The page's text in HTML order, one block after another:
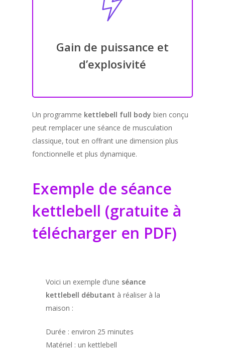
Gain de puissance et
d’explosivité
Un programme kettlebell full body bien conçu
peut remplacer une séance de musculation
classique, tout en offrant une dimension plus
fonctionnelle et plus dynamique.
Exemple de séance
kettlebell (gratuite à
télécharger en PDF)
Voici un exemple d’une séance
kettlebell débutant à réaliser à la
maison :
Durée : environ 25 minutes
Matériel : un kettlebell